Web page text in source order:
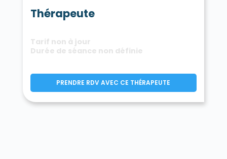
Thérapeute
Tarif non à jour
Durée de séance non définie
PRENDRE RDV AVEC CE THÉRAPEUTE